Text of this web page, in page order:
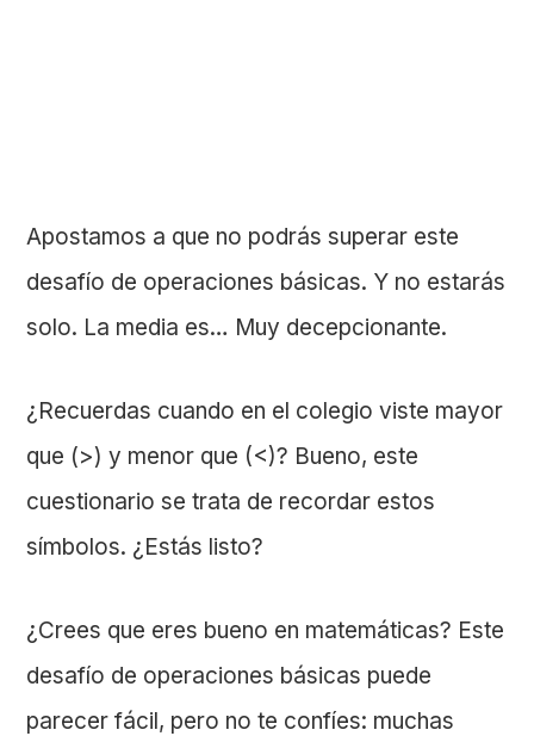
Apostamos a que no podrás superar este
desafío de operaciones básicas. Y no estarás
solo. La media es… Muy decepcionante.
¿Recuerdas cuando en el colegio viste mayor
que (>) y menor que (<)? Bueno, este
cuestionario se trata de recordar estos
símbolos. ¿Estás listo?
¿Crees que eres bueno en matemáticas? Este
desafío de operaciones básicas puede
parecer fácil, pero no te confíes: muchas